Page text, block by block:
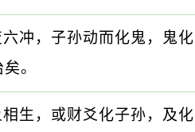
冲，子孙动而化鬼，鬼化
。
生，或财爻化子孙，及化